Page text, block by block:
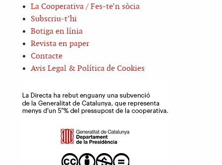
La Cooperativa / Fes-te’n sòcia
Subscriu-t’hi
Botiga en línia
Revista en paper
Contacte
Avis Legal & Política de Cookies